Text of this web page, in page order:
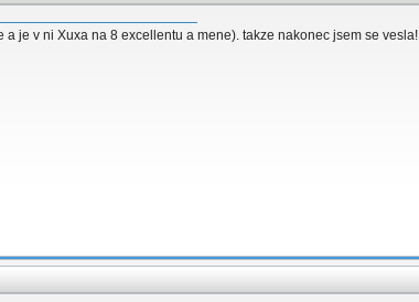
je v ni Xuxa na 8 excellentu a mene). takze nakonec jsem se vesla!